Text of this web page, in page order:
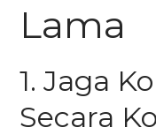
Lama
1. Jaga
Secara